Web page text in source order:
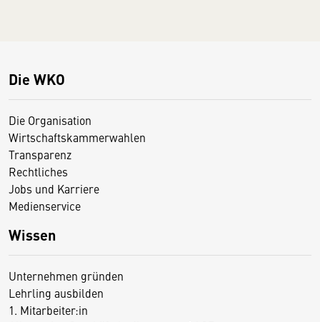
Die WKO
Die Organisation
Wirtschaftskammerwahlen
Transparenz
Rechtliches
Jobs und Karriere
Medienservice
Wissen
Unternehmen gründen
Lehrling ausbilden
1. Mitarbeiter:in